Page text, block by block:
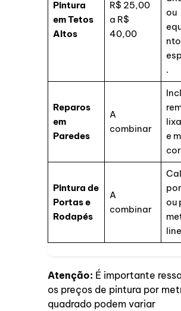
Pintura
em Tetos
Altos
R$ 25,00
a R$
40,00
ou
nto
.
Reparos
em
Paredes
A
combinar
e
Pintura de
Portas e
Rodapés
A
combinar
ou
Atenção: É importante
os preços de pintura por
quadrado podem variar